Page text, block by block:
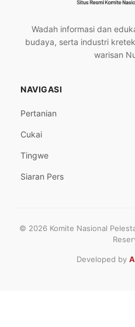
Wadah informasi dan
budaya, serta industri
warisan
NAVIGASI
Pertanian
Cukai
Tingwe
Siaran Pers
© 2026 Komite Nasional
Developed by